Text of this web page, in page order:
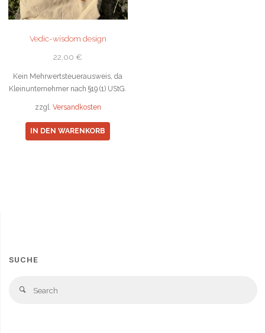
Vedic-wisdom design
22,00 €
Kein Mehrwertsteuerausweis, da
Kleinunternehmer nach §19 (1) UStG.
zzgl. Versandkosten
IN DEN WARENKORB
SUCHE
Search